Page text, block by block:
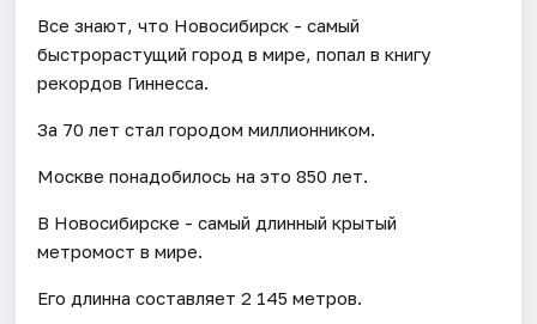
Все знают, что Новосибирск - самый
быстрорастущий город в мире, попал в книгу
рекордов Гиннесса.
За 70 лет стал городом миллионником.
Москве понадобилось на это 850 лет.
В Новосибирске - самый длинный крытый
метромост в мире.
Его длинна составляет 2 145 метров.